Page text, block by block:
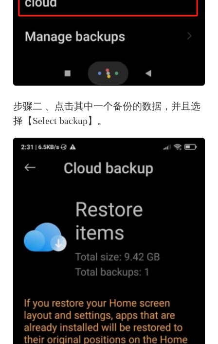
步骤二 、点击其中一个备份的数据，并且选
择【Select backup】。